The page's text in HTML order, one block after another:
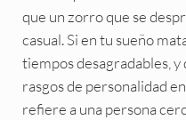
que un zorro que se
casual. Si en tu sueño
tiempos desagradables,
rasgos de personalidad
refiere a una persona